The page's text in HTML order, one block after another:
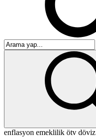
enflasyon emeklilik ötv döviz